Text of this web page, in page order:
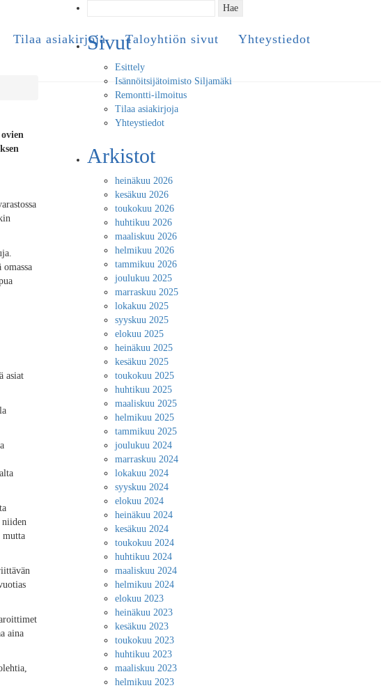
Tilaa asiakirjoja Taloyhtiön sivut Yhteystiedot
asiat
niiden
mutta
aina
Sivut
Esittely
Isännöitsijätoimisto Siljamäki
Remontti-ilmoitus
Tilaa asiakirjoja
Yhteystiedot
Arkistot
heinäkuu 2026
kesäkuu 2026
toukokuu 2026
huhtikuu 2026
maaliskuu 2026
helmikuu 2026
tammikuu 2026
joulukuu 2025
marraskuu 2025
lokakuu 2025
syyskuu 2025
elokuu 2025
heinäkuu 2025
kesäkuu 2025
toukokuu 2025
huhtikuu 2025
maaliskuu 2025
helmikuu 2025
tammikuu 2025
joulukuu 2024
marraskuu 2024
lokakuu 2024
syyskuu 2024
elokuu 2024
heinäkuu 2024
kesäkuu 2024
toukokuu 2024
huhtikuu 2024
maaliskuu 2024
helmikuu 2024
elokuu 2023
heinäkuu 2023
kesäkuu 2023
toukokuu 2023
huhtikuu 2023
maaliskuu 2023
helmikuu 2023